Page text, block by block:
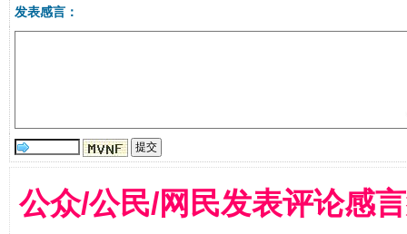
规模最大的光氢储一体化项目
发表感言：
公众/公民/网民发表评论感